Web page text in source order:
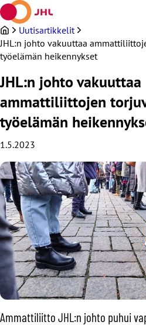
Siirry
sisältöön
Uutisartikkelit
JHL:n johto vakuuttaa
työelämän heikennykset
JHL:n johto vakuuttaa
ammattiliittojen
työelämän
1.5.2023
Ammattiliitto JHL:n johto puhui